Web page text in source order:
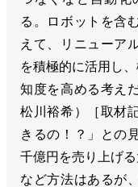
る。ロボットを含
えて、リニューア
を積極的に活用し
知度を高める考え
松川裕希）［取材
きるの！？」との
千億円を売り上げ
など方法はあるが